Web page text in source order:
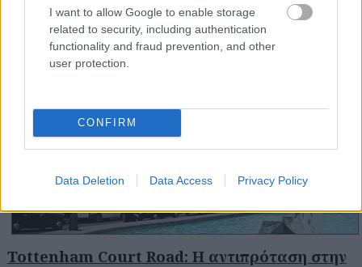
I want to allow Google to enable storage
related to security, including authentication
functionality and fraud prevention, and other
user protection.
CONFIRM
Data Deletion Data Access Privacy Policy
αποφασίσετε να πάτε, να είστε προσεκτικοί με τα
πορτοφόλια σας.
Tottenham Court Road: Η αντιπρόταση στην